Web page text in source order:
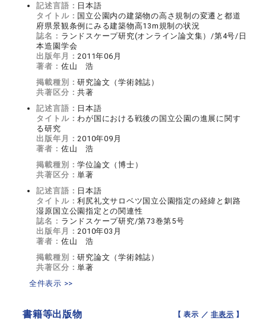
記述言語： 日本語
タイトル： 国立公園内の建築物の高さ規制の変遷と都道
府県景観条例にみる建築物高13m規制の状況
誌名： ランドスケープ研究(オンライン論文集）/第4号/日
本造園学会
出版年月： 2011年06月
著者： 佐山 浩
掲載種別：研究論文（学術雑誌）
共著区分：共著
記述言語： 日本語
タイトル： わが国における戦後の国立公園の進展に関す
る研究
出版年月： 2010年09月
著者： 佐山 浩
掲載種別：学位論文（博士）
共著区分：単著
記述言語： 日本語
タイトル：利尻礼文サロベツ国立公園指定の経緯と釧路
湿原国立公園指定との関連性
誌名： ランドスケープ研究/第73巻第5号
出版年月： 2010年03月
著者： 佐山 浩
掲載種別：研究論文（学術雑誌）
共著区分：単著
全件表示 >>
書籍等出版物 【 表示 ／非表示 】